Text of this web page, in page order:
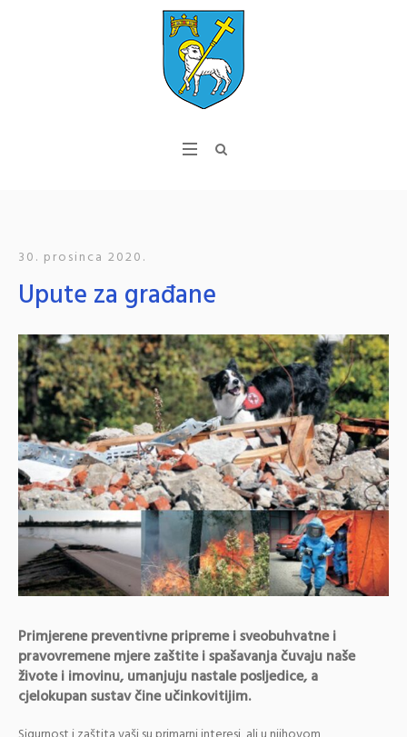
30. prosinca 2020.
Upute za građane
Primjerene preventivne pripreme i sveobuhvatne i
pravovremene mjere zaštite i spašavanja čuvaju naše
živote i imovinu, umanjuju nastale posljedice, a
cjelokupan sustav čine učinkovitijim.